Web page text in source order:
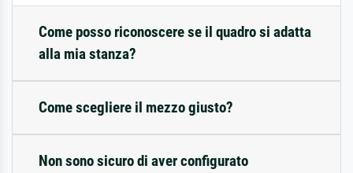
Come posso riconoscere se il quadro si adatta
alla mia stanza?
Come scegliere il mezzo giusto?
Non sono sicuro di aver configurato